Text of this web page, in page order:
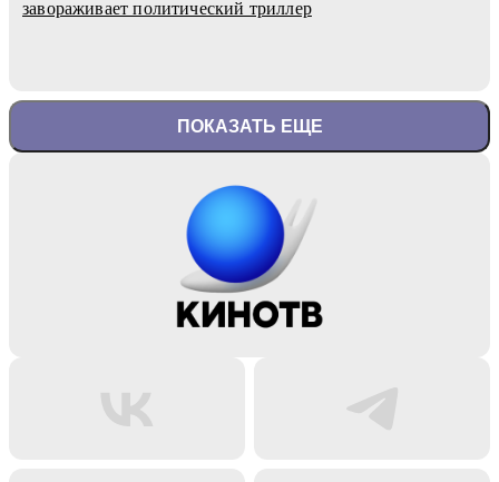
завораживает политический триллер
ПОКАЗАТЬ ЕЩЕ